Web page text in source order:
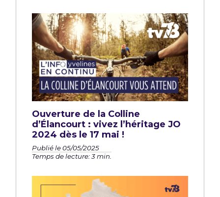
Ouverture de la Colline
d’Élancourt : vivez l’héritage JO
2024 dès le 17 mai !
Publié le 05/05/2025
Temps de lecture: 3 min.